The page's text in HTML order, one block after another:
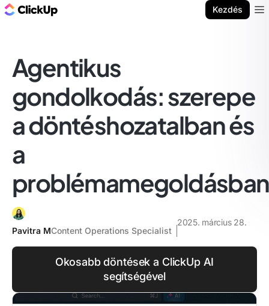
Kezdés
Agentikus
gondolkodás: szerepe
a döntéshozatalban és
a
problémamegoldásban
Pavitra MContent Operations Specialist
2025. március 28.
Okosabb döntések a ClickUp AI
segítségével